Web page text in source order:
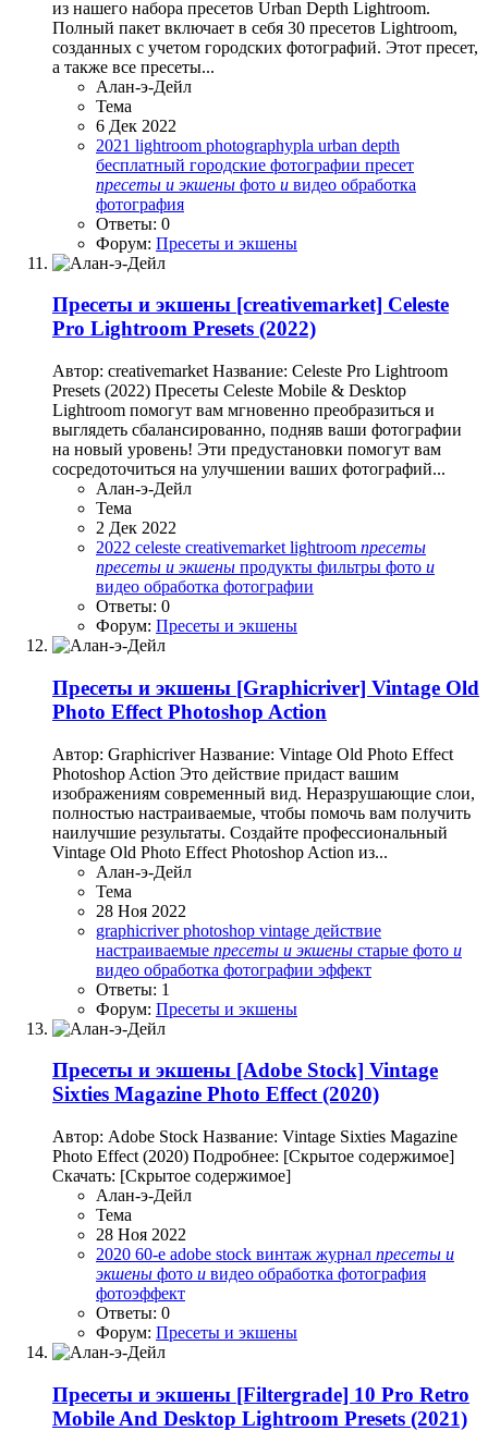
из нашего набора пресетов Urban Depth Lightroom.
Полный пакет включает в себя 30 пресетов Lightroom,
созданных с учетом городских фотографий. Этот пресет,
а также все пресеты...
Алан-э-Дейл
Тема
6 Дек 2022
2021 lightroom photographypla urban depth
бесплатный городские фотографии пресет
пресеты и экшены фото и видео обработка
фотография
Ответы: 0
Форум: Пресеты и экшены
Пресеты и экшены [creativemarket] Celeste
Pro Lightroom Presets (2022)
Автор: creativemarket Название: Celeste Pro Lightroom
Presets (2022) Пресеты Celeste Mobile & Desktop
Lightroom помогут вам мгновенно преобразиться и
выглядеть сбалансированно, подняв ваши фотографии
на новый уровень! Эти предустановки помогут вам
сосредоточиться на улучшении ваших фотографий...
Алан-э-Дейл
Тема
2 Дек 2022
2022 celeste creativemarket lightroom пресеты
пресеты и экшены продукты фильтры фото и
видео обработка фотографии
Ответы: 0
Форум: Пресеты и экшены
Пресеты и экшены [Graphicriver] Vintage Old
Photo Effect Photoshop Action
Автор: Graphicriver Название: Vintage Old Photo Effect
Photoshop Action Это действие придаст вашим
изображениям современный вид. Неразрушающие слои,
полностью настраиваемые, чтобы помочь вам получить
наилучшие результаты. Создайте профессиональный
Vintage Old Photo Effect Photoshop Action из...
Алан-э-Дейл
Тема
28 Ноя 2022
graphicriverphotoshop vintage действие
настраиваемые пресеты и экшены старые фото и
видео обработка фотографии эффект
Ответы: 1
Форум: Пресеты и экшены
Пресеты и экшены [Adobe Stock] Vintage
Sixties Magazine Photo Effect (2020)
Автор: Adobe Stock Название: Vintage Sixties Magazine
Photo Effect (2020) Подробнее: [Скрытое содержимое]
Скачать: [Скрытое содержимое]
Алан-э-Дейл
Тема
28 Ноя 2022
2020 60-е adobe stock винтаж журнал пресеты и
экшены фото и видео обработка фотография
фотоэффект
Ответы: 0
Форум: Пресеты и экшены
Пресеты и экшены [Filtergrade] 10 Pro Retro
Mobile And Desktop Lightroom Presets (2021)